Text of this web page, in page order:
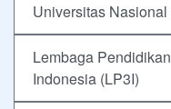
Universitas Nasional
Lembaga
Indonesia (LP3I)